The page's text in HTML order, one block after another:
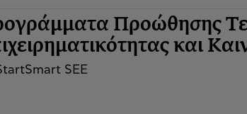
Προώθησης
και
SEE